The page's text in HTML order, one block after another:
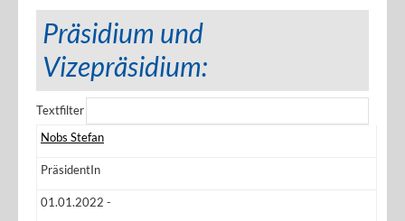
Präsidium und
Vizepräsidium:
Textfilter
Nobs Stefan
PräsidentIn
01.01.2022 -